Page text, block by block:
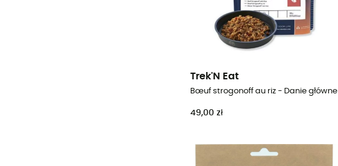
Trek'N Eat
Bœuf strogonoff au riz - Danie główne
49,00 zł